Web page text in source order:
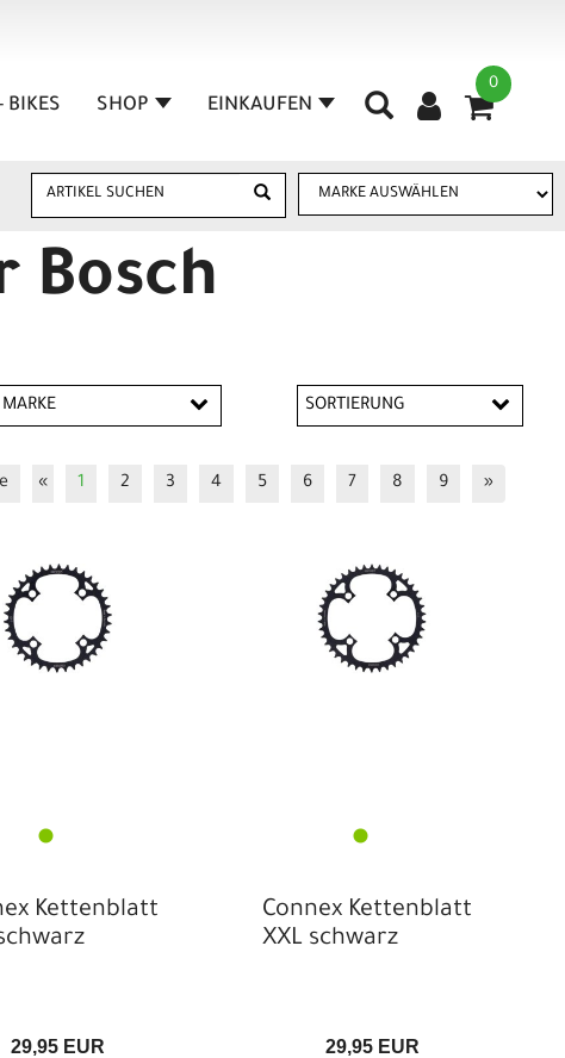
0
BIKES SHOP EINKAUFEN
SORTIERUNG
MARKE
Stronglight
« 1 2 3 4 5 6 7 8 9 »
Kettenblatt
29,95 EUR
Connex Kettenblatt
XXL schwarz
29,95 EUR